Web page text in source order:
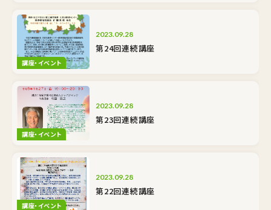
講座・イベント
2023.09.28
第24回連続講座
講座・イベント
2023.09.28
第23回連続講座
講座・イベント
2023.09.28
第22回連続講座